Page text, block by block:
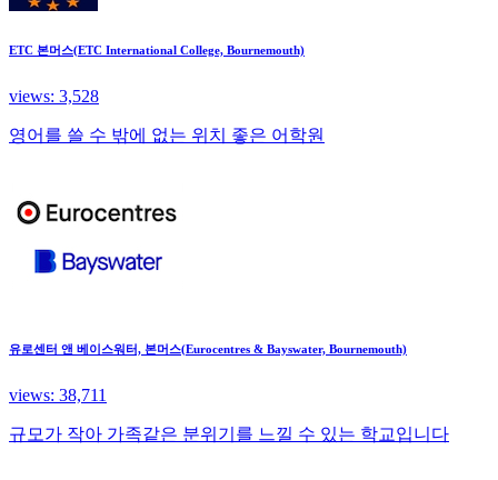
ETC 본머스(ETC International College, Bournemouth)
views: 3,528
영어를 쓸 수 밖에 없는 위치 좋은 어학원
유로센터 앤 베이스워터, 본머스(Eurocentres & Bayswater, Bournemouth)
views: 38,711
규모가 작아 가족같은 분위기를 느낄 수 있는 학교입니다